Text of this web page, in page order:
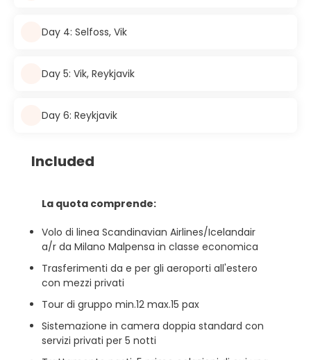
Day 4: Selfoss, Vik
Day 5: Vik, Reykjavik
Day 6: Reykjavik
Included
La quota comprende:
Volo di linea Scandinavian Airlines/Icelandair
a/r da Milano Malpensa in classe economica
Trasferimenti da e per gli aeroporti all'estero
con mezzi privati
Tour di gruppo min.12 max.15 pax
Sistemazione in camera doppia standard con
servizi privati per 5 notti